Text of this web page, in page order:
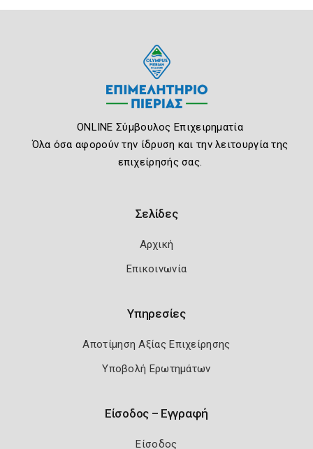
ONLINE Σύμβουλος Επιχειρηματία
Όλα όσα αφορούν την ίδρυση και την λειτουργία της
επιχείρησής σας.
Σελίδες
Αρχική
Επικοινωνία
Υπηρεσίες
Αποτίμηση Αξίας Επιχείρησης
Υποβολή Ερωτημάτων
Είσοδος – Εγγραφή
Είσοδος